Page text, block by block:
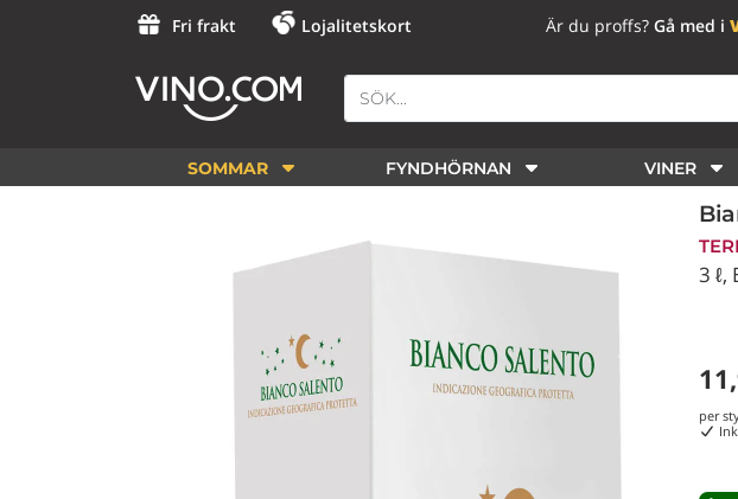
Fri frakt Lojalitetskort Är du proffs? Gå med i
SOMMAR FYNDHÖRNAN VINER
3 ℓ,
per